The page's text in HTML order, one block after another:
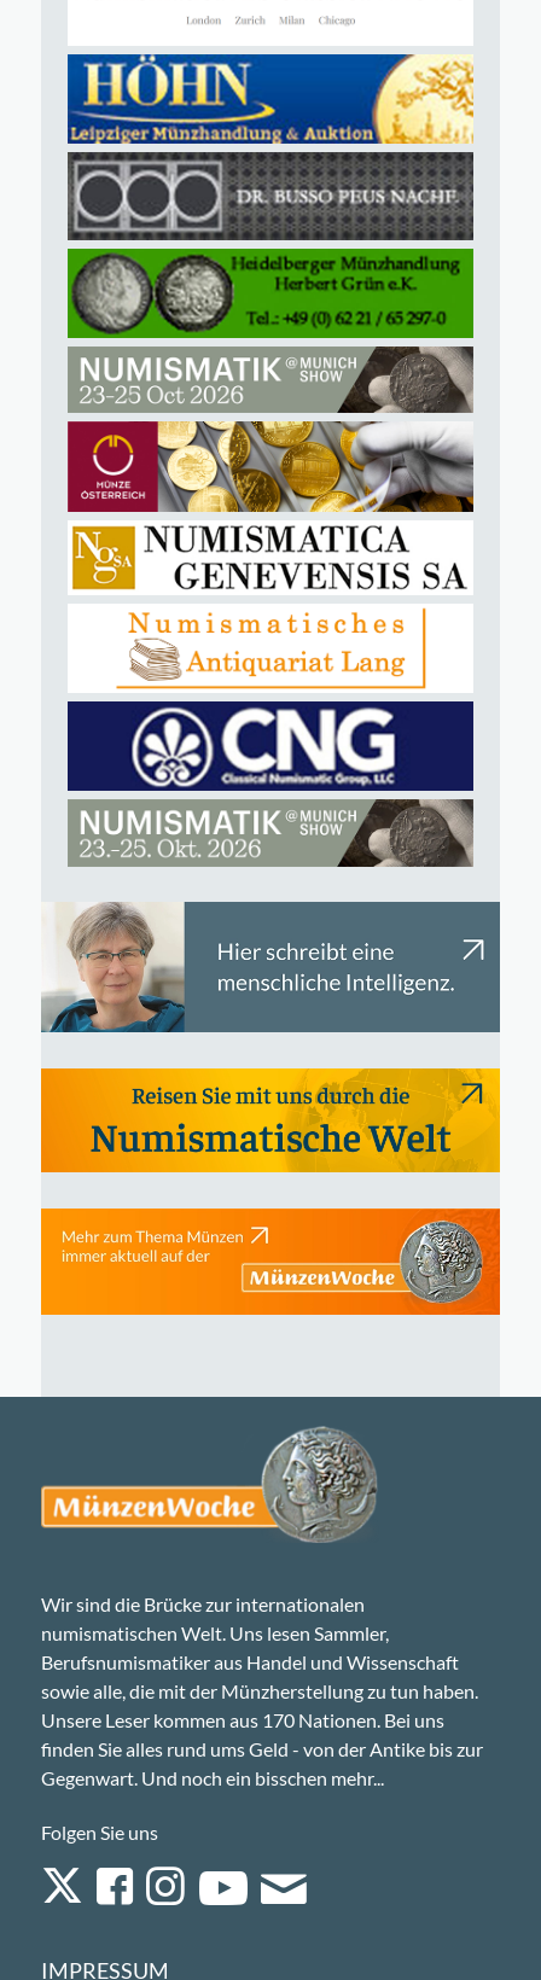
Wir sind die Brücke zur internationalen
numismatischen Welt. Uns lesen Sammler,
Berufsnumismatiker aus Handel und Wissenschaft
sowie alle, die mit der Münzherstellung zu tun haben.
Unsere Leser kommen aus 170 Nationen. Bei uns
finden Sie alles rund ums Geld - von der Antike bis zur
Gegenwart. Und noch ein bisschen mehr...
Folgen Sie uns
IMPRESSUM